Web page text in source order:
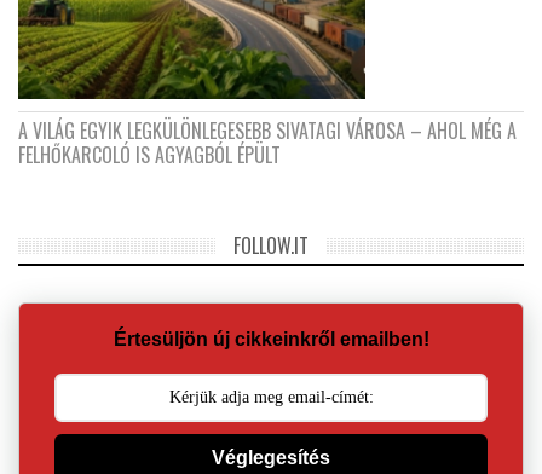
A VILÁG EGYIK LEGKÜLÖNLEGESEBB SIVATAGI VÁROSA – AHOL MÉG A
FELHŐKARCOLÓ IS AGYAGBÓL ÉPÜLT
FOLLOW.IT
Értesüljön új cikkeinkről emailben!
Véglegesítés